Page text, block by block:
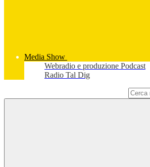
Media Show
Webradio e produzione Podcast
Radio Tal Dig